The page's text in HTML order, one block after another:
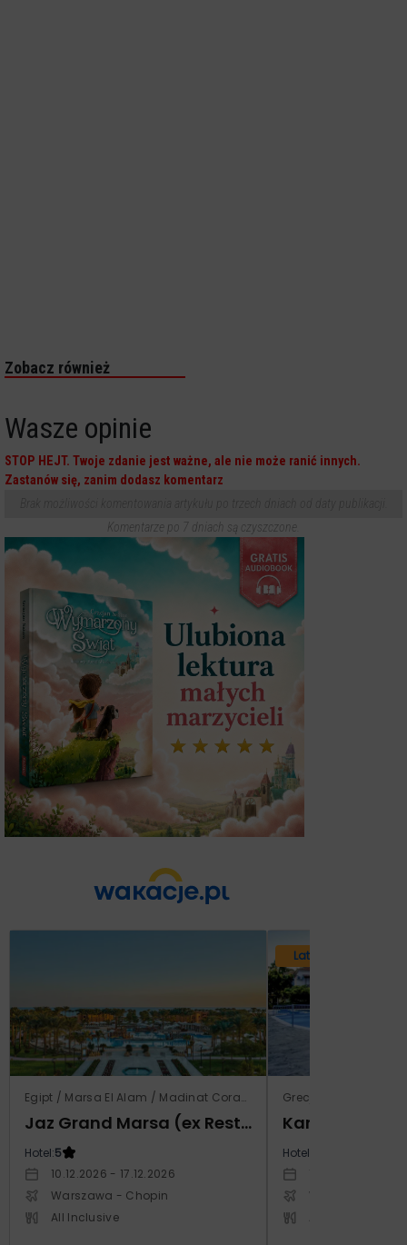
Zobacz również
Wasze opinie
STOP HEJT. Twoje zdanie jest ważne, ale nie może ranić innych.
Zastanów się, zanim dodasz komentarz
Komentarze po 7 dniach są czyszczone.
Egipt / Marsa El Alam / Madinat Coraya
Jaz Grand Marsa (ex Resta Grand Resort)
Hotel:5
10.12.2026 - 17.12.2026
Warszawa - Chopin
All Inclusive
Lato 2026
Grecja / Samos /
Kampos
Hotel:
Warszawa -